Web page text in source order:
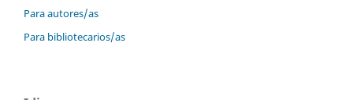
Para autores/as
Para bibliotecarios/as